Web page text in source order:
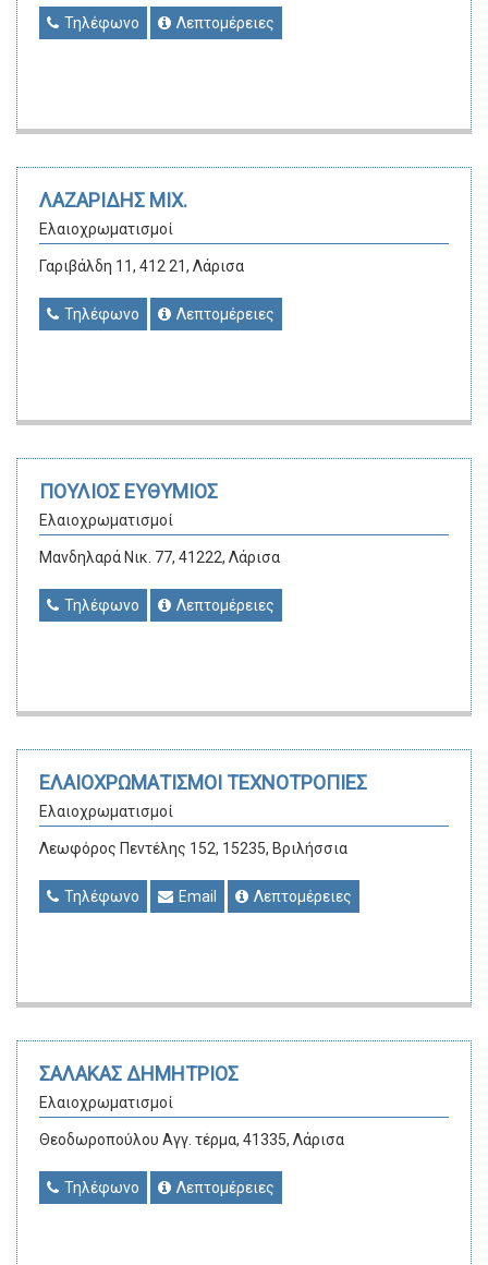
Τηλέφωνο Λεπτομέρειες
ΛΑΖΑΡΙΔΗΣ ΜΙΧ.
Ελαιοχρωματισμοί
Γαριβάλδη 11, 412 21, Λάρισα
Τηλέφωνο Λεπτομέρειες
ΠΟΥΛΙΟΣ ΕΥΘΥΜΙΟΣ
Ελαιοχρωματισμοί
Μανδηλαρά Νικ. 77, 41222, Λάρισα
Τηλέφωνο Λεπτομέρειες
ΕΛΑΙΟΧΡΩΜΑΤΙΣΜΟΙ ΤΕΧΝΟΤΡΟΠΙΕΣ
Ελαιοχρωματισμοί
Λεωφόρος Πεντέλης 152, 15235, Βριλήσσια
Τηλέφωνο Email Λεπτομέρειες
ΣΑΛΑΚΑΣ ΔΗΜΗΤΡΙΟΣ
Ελαιοχρωματισμοί
Θεοδωροπούλου Αγγ. τέρμα, 41335, Λάρισα
Τηλέφωνο Λεπτομέρειες